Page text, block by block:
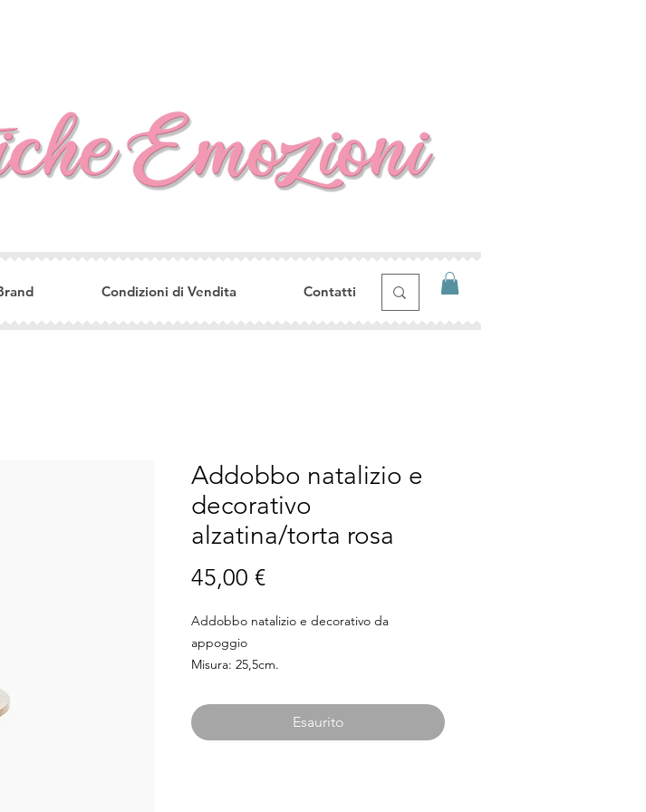
Condizioni di Vendita Contatti
Addobbo natalizio e
decorativo
alzatina/torta rosa
45,00 €Prezzo
Addobbo natalizio e decorativo da
appoggio
Misura: 25,5cm.
Esaurito